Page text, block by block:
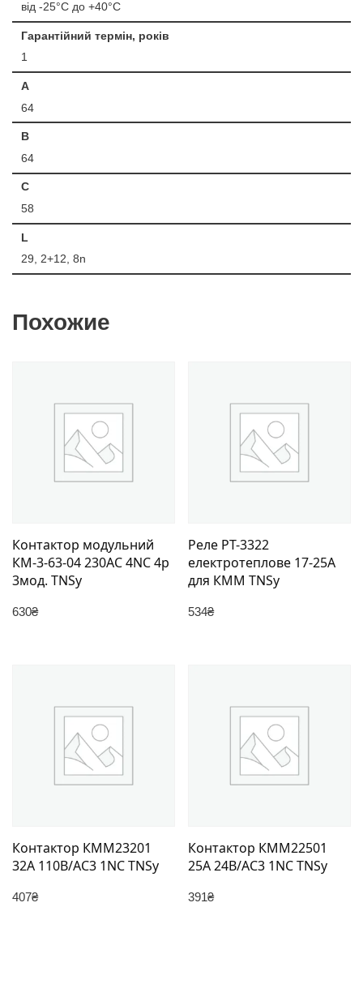
від -25°C до +40°C
Гарантійний термін, років
1
A
64
B
64
C
58
L
29, 2+12, 8n
Похожие
Контактор модульний
КМ-3-63-04 230AC 4NC 4р
3мод. TNSy
630₴
Реле РТ-3322
електротеплове 17-25А
для КММ TNSy
534₴
Контактор КММ23201
32А 110В/АС3 1NC TNSy
407₴
Контактор КММ22501
25А 24В/АС3 1NC TNSy
391₴